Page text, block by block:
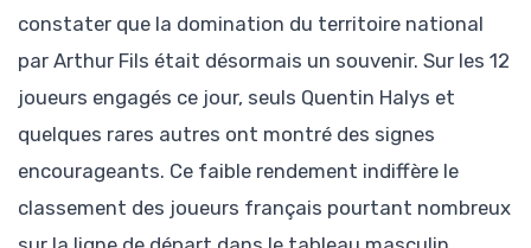
constater que la domination du territoire national
par Arthur Fils était désormais un souvenir. Sur les 12
joueurs engagés ce jour, seuls Quentin Halys et
quelques rares autres ont montré des signes
encourageants. Ce faible rendement indiffère le
classement des joueurs français pourtant nombreux